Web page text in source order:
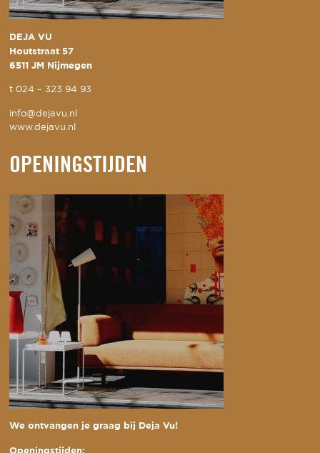
DEJA VU
Houtstraat 57
6511 JM Nijmegen
t024 – 323 94 93
info@dejavu.nl
www.dejavu.nl
OPENINGSTIJDEN
We ontvangen je graag bij Deja Vu!
Openingstijden: